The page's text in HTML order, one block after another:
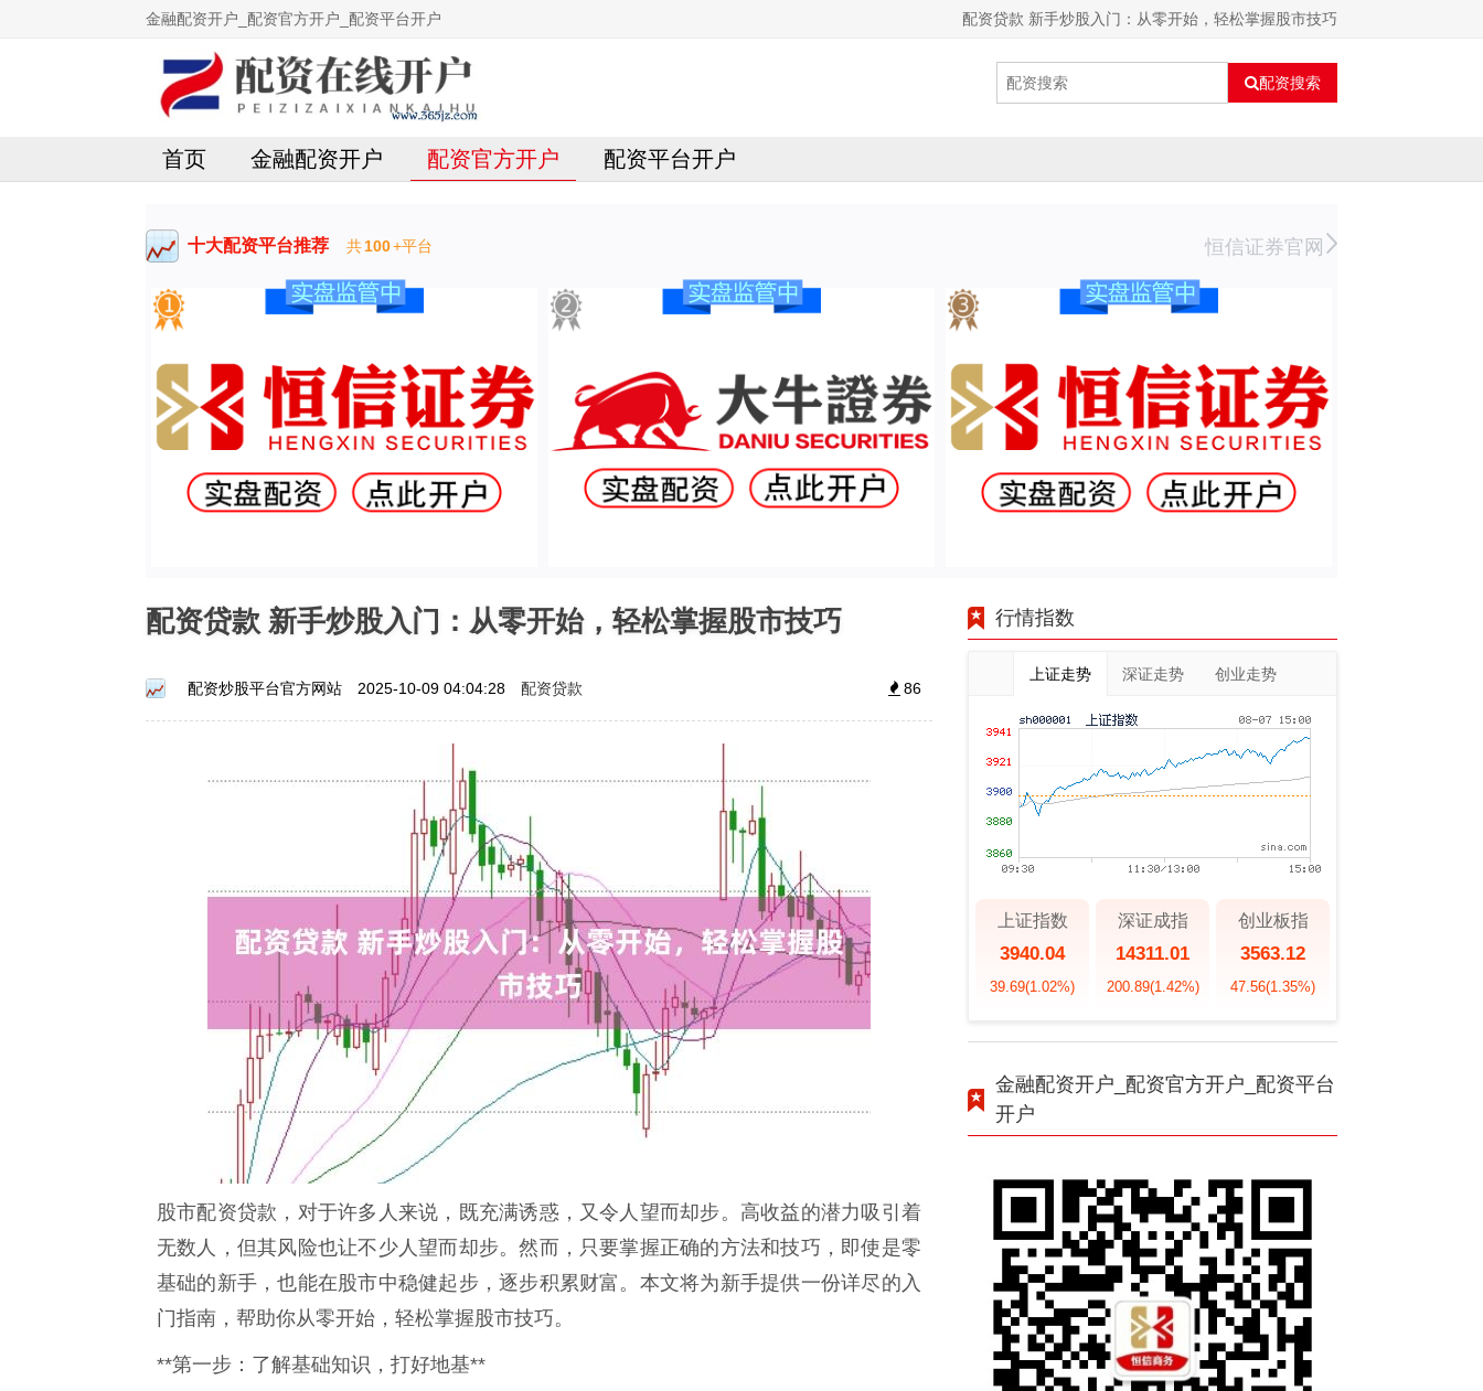
金融配资开户_配资官方开户_配资平台开户 配资贷款 新手炒股入门：从零开始，轻松掌握股市技巧
配资搜索
首页 金融配资开户 配资官方开户 配资平台开户
十大配资平台推荐 共100+平台 恒信证券官网
配资贷款 新手炒股入门：从零开始，轻松掌握股市技巧
配资炒股平台官方网站 2025-10-09 04:04:28 配资贷款 86
股市配资贷款，对于许多人来说，既充满诱惑，又令人望而却步。高收益的潜力吸引着
无数人，但其风险也让不少人望而却步。然而，只要掌握正确的方法和技巧，即使是零
基础的新手，也能在股市中稳健起步，逐步积累财富。本文将为新手提供一份详尽的入
门指南，帮助你从零开始，轻松掌握股市技巧。
**第一步：了解基础知识，打好地基**
行情指数
上证走势 深证走势 创业走势
上证指数
3940.04
39.69(1.02%)
深证成指
14311.01
200.89(1.42%)
创业板指
3563.12
47.56(1.35%)
金融配资开户_配资官方开户_配资平台
开户